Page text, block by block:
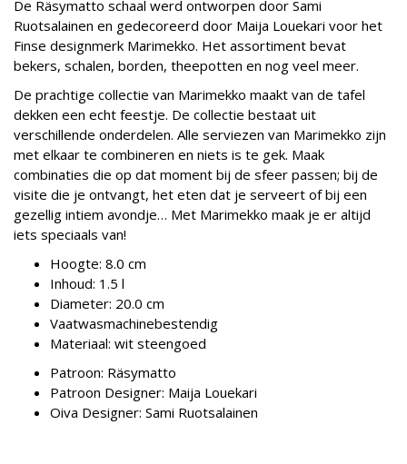
De Räsymatto schaal werd ontworpen door Sami
Ruotsalainen en gedecoreerd door Maija Louekari voor het
Finse designmerk Marimekko. Het assortiment bevat
bekers, schalen, borden, theepotten en nog veel meer.
De prachtige collectie van Marimekko maakt van de tafel
dekken een echt feestje. De collectie bestaat uit
verschillende onderdelen. Alle serviezen van Marimekko zijn
met elkaar te combineren en niets is te gek. Maak
combinaties die op dat moment bij de sfeer passen; bij de
visite die je ontvangt, het eten dat je serveert of bij een
gezellig intiem avondje… Met Marimekko maak je er altijd
iets speciaals van!
Hoogte: 8.0 cm
Inhoud: 1.5 l
Diameter: 20.0 cm
Vaatwasmachinebestendig
Materiaal: wit steengoed
Patroon: Räsymatto
Patroon Designer: Maija Louekari
Oiva Designer: Sami Ruotsalainen